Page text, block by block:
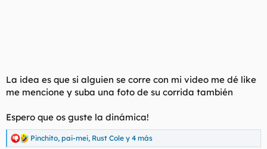
La idea es que si alguien se corre con mi video me dé like
me mencione y suba una foto de su corrida también
Espero que os guste la dinámica!
R
Pinchito, pai-mei, Rust Cole y 4 más